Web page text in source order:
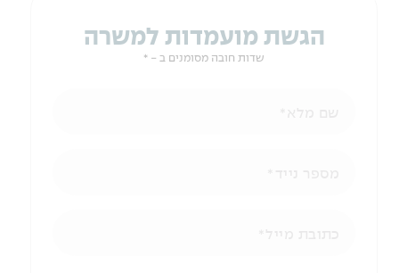
הגשת מועמדות למשרה
שדות חובה מסומנים ב - *